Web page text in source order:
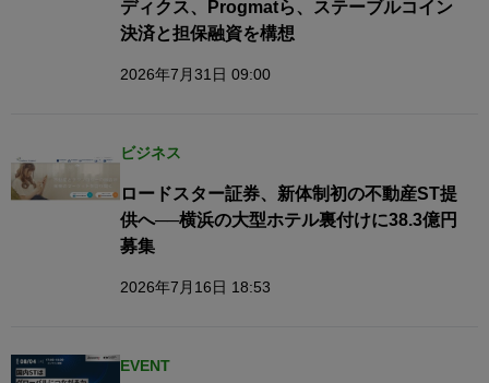
ディクス、Progmatら、ステーブルコイン
決済と担保融資を構想
2026年7月31日 09:00
ビジネス
ロードスター証券、新体制初の不動産ST提
供へ──横浜の大型ホテル裏付けに38.3億円
募集
2026年7月16日 18:53
EVENT